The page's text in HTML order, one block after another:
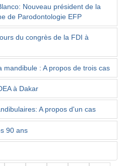
Nouveau président de la
de Parodontologie EFP
du congrès de la FDI à
mandibule : A propos de trois cas
à Dakar
A propos d'un cas
90 ans